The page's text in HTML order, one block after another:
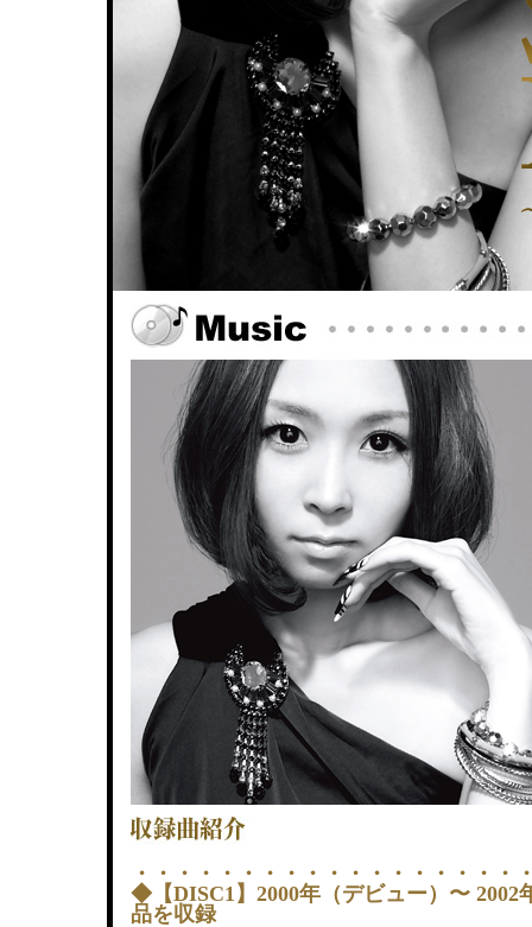
・・・・・・・・・・・・・・・・・
◆【DISC1】2000年（デビュー）〜 2002
品を収録